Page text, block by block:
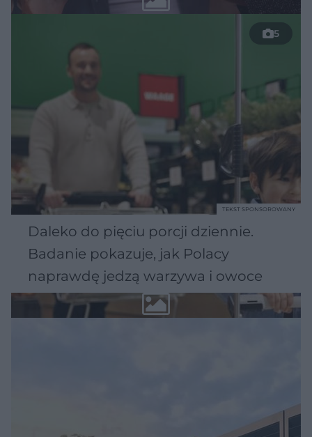
5
Daleko do pięciu porcji dziennie.
Badanie pokazuje, jak Polacy
naprawdę jedzą warzywa i owoce
TEKST SPONSOROWANY